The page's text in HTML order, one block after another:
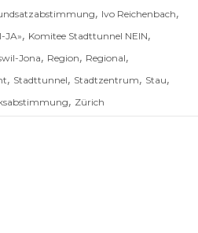
, Ivo Reichenbach,
JA», Komitee Stadttunnel NEIN,
Jona, Region, Regional,
, Stadttunnel, Stadtzentrum, Stau,
, Zürich